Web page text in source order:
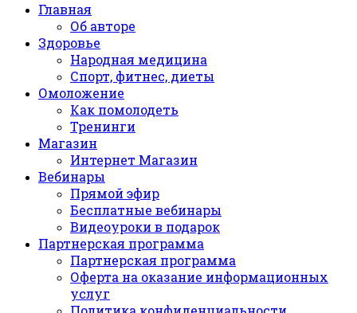
Главная
Об авторе
Здоровье
Народная медицина
Спорт, фитнес, диеты
Омоложение
Как помолодеть
Тренинги
Магазин
Интернет Магазин
Вебинары
Прямой эфир
Бесплатные вебинары
Видеоуроки в подарок
Партнерская программа
Партнерская программа
Оферта на оказание информационных
услуг